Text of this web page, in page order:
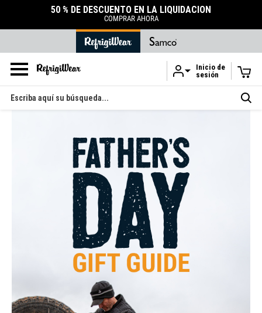
Ir al contenido principal
50 % DE DESCUENTO EN LA LIQUIDACIÓN
COMPRAR AHORA
Inicio de
sesión
Buscar
en